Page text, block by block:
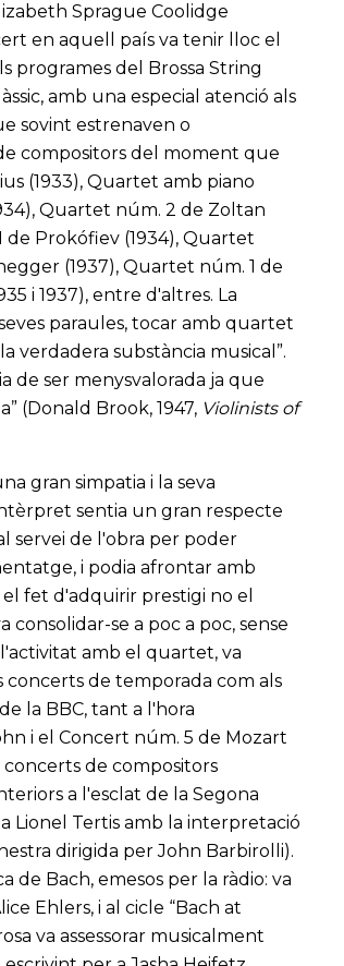
Sprague Coolidge
en aquell país va tenir lloc el
programes del Brossa String
amb una especial atenció als
sovint estrenaven o
compositors del moment que
(1933), Quartet amb piano
Quartet núm. 2 de Zoltan
de Prokófiev (1934), Quartet
(1937), Quartet núm. 1 de
i 1937), entre d'altres. La
paraules, tocar amb quartet
verdadera substància musical”.
de ser menysvalorada ja que
(Donald Brook, 1947, Violinists of
gran simpatia i la seva
sentia un gran respecte
servei de l'obra per poder
i podia afrontar amb
fet d'adquirir prestigi no el
se a poc a poc, sense
amb el quartet, va
concerts de temporada com als
la BBC, tant a l'hora
i el Concert núm. 5 de Mozart
de compositors
a l'esclat de la Segona
Lionel Tertis amb la interpretació
dirigida per John Barbirolli).
de Bach, emesos per la ràdio: va
Ehlers, i al cicle “Bach at
va assessorar musicalment